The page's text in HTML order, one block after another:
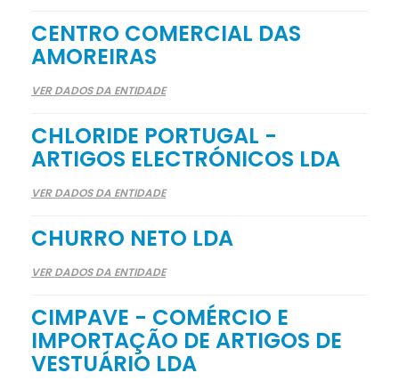
CENTRO COMERCIAL DAS
AMOREIRAS
VER DADOS DA ENTIDADE
CHLORIDE PORTUGAL -
ARTIGOS ELECTRÓNICOS LDA
VER DADOS DA ENTIDADE
CHURRO NETO LDA
VER DADOS DA ENTIDADE
CIMPAVE - COMÉRCIO E
IMPORTAÇÃO DE ARTIGOS DE
VESTUÁRIO LDA